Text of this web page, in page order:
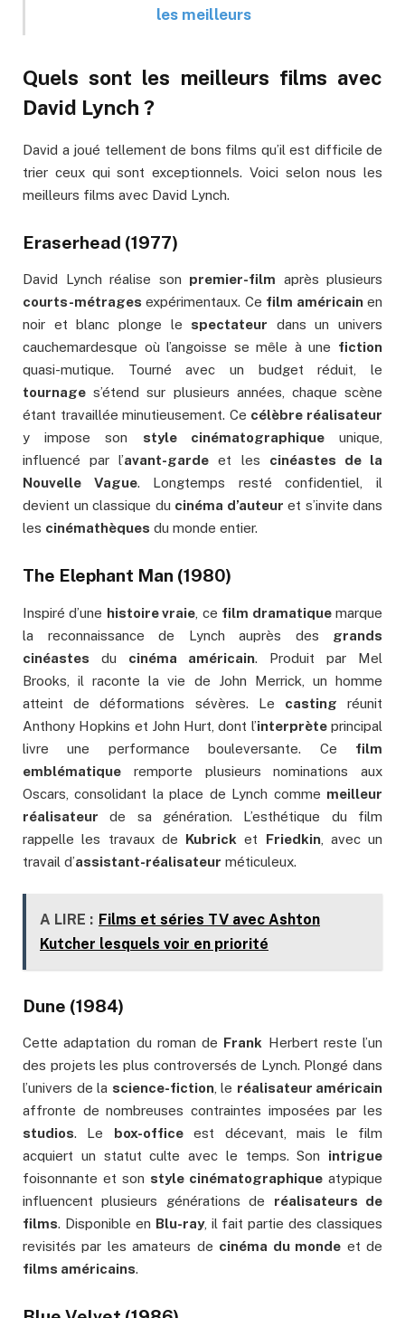
les meilleurs
Quels sont les meilleurs films avec
David Lynch ?
David a joué tellement de bons films qu’il est difficile de
trier ceux qui sont exceptionnels. Voici selon nous les
meilleurs films avec David Lynch.
Eraserhead (1977)
David Lynch réalise son premier-film après plusieurs
courts-métrages expérimentaux. Ce film américainen
noir et blanc plonge le spectateur dans un univers
cauchemardesque où l’angoisse se mêle à une fiction
quasi-mutique. Tourné avec un budget réduit, le
tournage s’étend sur plusieurs années, chaque scène
étant travaillée minutieusement. Ce célèbre réalisateur
y impose son style cinématographiqueunique,
influencé par l’avant-garde et les cinéastes de la
Nouvelle Vague. Longtemps resté confidentiel, il
devient un classique du cinéma d’auteur et s’invite dans
les cinémathèques du monde entier.
The Elephant Man (1980)
Inspiré d’une histoire vraie , ce film dramatiquemarque
la reconnaissance de Lynch auprès des
grands
cinéastes du cinéma américain. Produit par Mel
Brooks, il raconte la vie de John Merrick, un homme
atteint de déformations sévères. Le casting réunit
Anthony Hopkins et John Hurt, dont l’interprèteprincipal
livre une performance bouleversante. Ce film
emblématique remporte plusieurs nominations aux
Oscars, consolidant la place de Lynch comme meilleur
réalisateur de sa génération. L’esthétique du film
rappelle les travaux de Kubrick et Friedkin, avec un
travail d’assistant-réalisateur méticuleux.
A LIRE : Films et séries TV avec Ashton
Kutcher lesquels voir en priorité
Dune (1984)
Cette adaptation du roman de Frank Herbert reste l’un
des projets les plus controversés de Lynch. Plongé dans
l’univers de la science-fiction, le réalisateur américain
affronte de nombreuses contraintes imposées par les
studios. Le box-officeest décevant, mais le film
acquiert un statut culte avec le temps. Son intrigue
foisonnante et son style cinématographique atypique
influencent plusieurs générations de réalisateurs de
films. Disponible en Blu-ray, il fait partie des classiques
revisités par les amateurs de cinéma du monde et de
films américains.